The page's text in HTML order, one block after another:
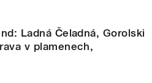
Ladná Čeladná, Gorolski
v plamenech,